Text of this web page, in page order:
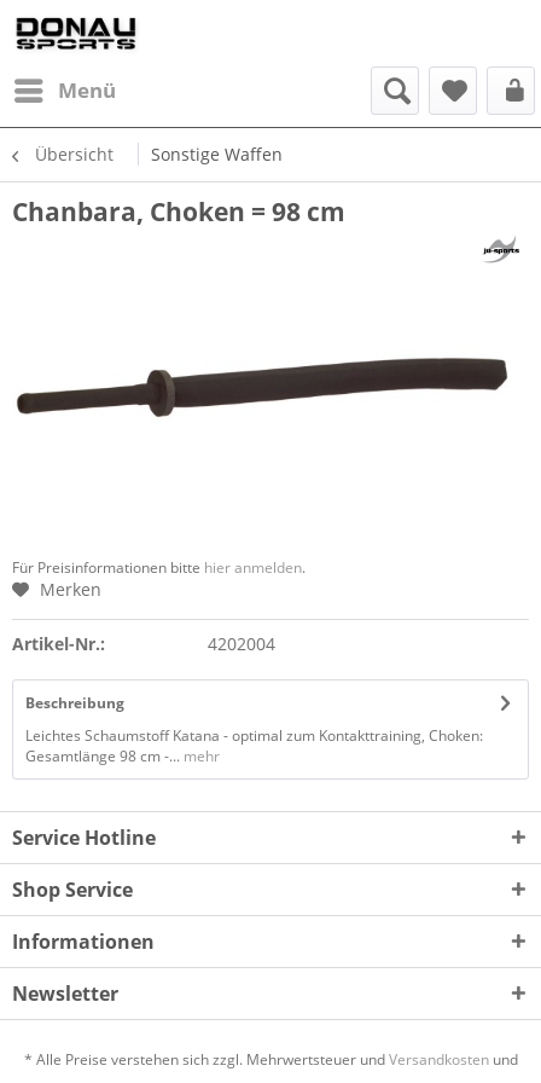
Menü
Übersicht Sonstige Waffen
Chanbara, Choken = 98 cm
Für Preisinformationen bitte hier anmelden.
Merken
Artikel-Nr.: 4202004
Beschreibung
Leichtes Schaumstoff Katana - optimal zum Kontakttraining, Choken:
Gesamtlänge 98 cm -... mehr
Service Hotline
Shop Service
Informationen
Newsletter
* Alle Preise verstehen sich zzgl. Mehrwertsteuer undVersandkostenund